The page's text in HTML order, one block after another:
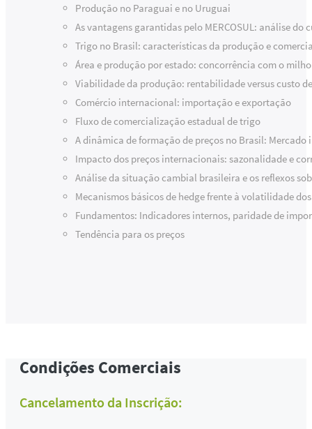
Produção no Paraguai e no Uruguai
As vantagens garantidas pelo MERCOSUL: análise do
Trigo no Brasil: características da produção e
Área e produção por estado: concorrência com o
Viabilidade da produção: rentabilidade versus custo
Comércio internacional: importação e exportação
Fluxo de comercialização estadual de trigo
A dinâmica de formação de preços no Brasil:
Impacto dos preços internacionais: sazonalidade e
Análise da situação cambial brasileira e os reflexos
Mecanismos básicos de hedge frente à volatilidade
Fundamentos: Indicadores internos, paridade de
Tendência para os preços
Condições Comerciais
Cancelamento da Inscrição: